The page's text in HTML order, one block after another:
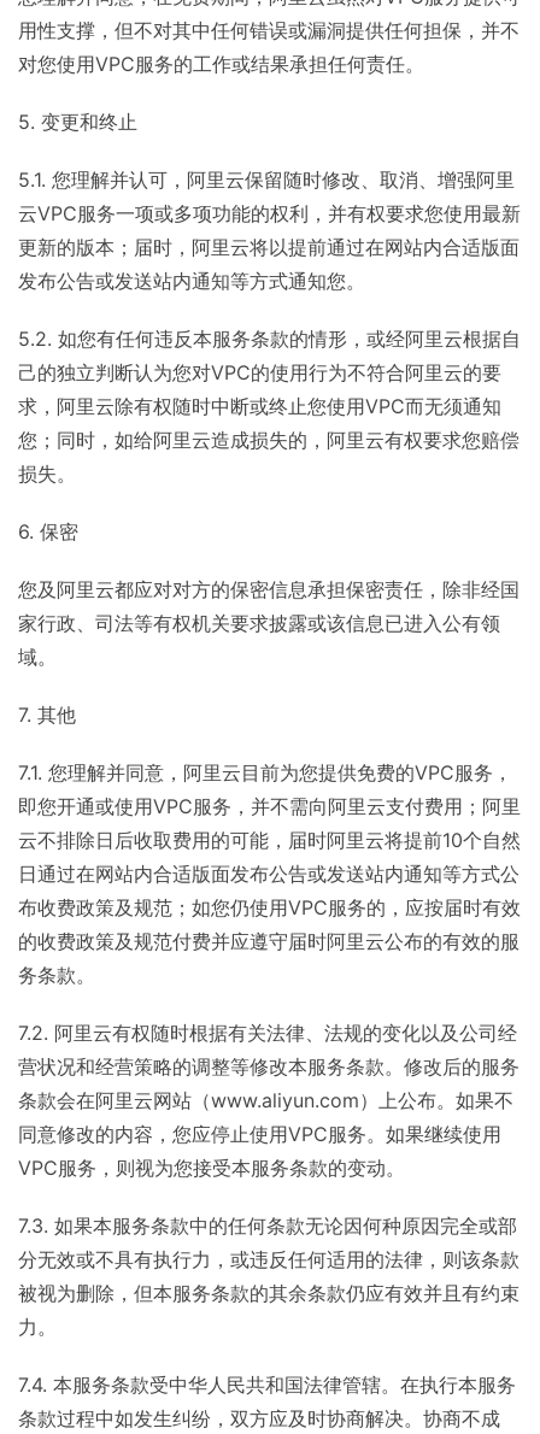
用性支撑，但不对其中任何错误或漏洞提供任何担保，并不
对您使用VPC服务的工作或结果承担任何责任。
5. 变更和终止
5.1. 您理解并认可，阿里云保留随时修改、取消、增强阿里
云VPC服务一项或多项功能的权利，并有权要求您使用最新
更新的版本；届时，阿里云将以提前通过在网站内合适版面
发布公告或发送站内通知等方式通知您。
5.2. 如您有任何违反本服务条款的情形，或经阿里云根据自
己的独立判断认为您对VPC的使用行为不符合阿里云的要
求，阿里云除有权随时中断或终止您使用VPC而无须通知
您；同时，如给阿里云造成损失的，阿里云有权要求您赔偿
损失。
6. 保密
您及阿里云都应对对方的保密信息承担保密责任，除非经国
家行政、司法等有权机关要求披露或该信息已进入公有领
域。
7. 其他
7.1. 您理解并同意，阿里云目前为您提供免费的VPC服务，
即您开通或使用VPC服务，并不需向阿里云支付费用；阿里
云不排除日后收取费用的可能，届时阿里云将提前10个自然
日通过在网站内合适版面发布公告或发送站内通知等方式公
布收费政策及规范；如您仍使用VPC服务的，应按届时有效
的收费政策及规范付费并应遵守届时阿里云公布的有效的服
务条款。
7.2. 阿里云有权随时根据有关法律、法规的变化以及公司经
营状况和经营策略的调整等修改本服务条款。修改后的服务
条款会在阿里云网站（www.aliyun.com）上公布。如果不
同意修改的内容，您应停止使用VPC服务。如果继续使用
VPC服务，则视为您接受本服务条款的变动。
7.3. 如果本服务条款中的任何条款无论因何种原因完全或部
分无效或不具有执行力，或违反任何适用的法律，则该条款
被视为删除，但本服务条款的其余条款仍应有效并且有约束
力。
7.4. 本服务条款受中华人民共和国法律管辖。在执行本服务
条款过程中如发生纠纷，双方应及时协商解决。协商不成